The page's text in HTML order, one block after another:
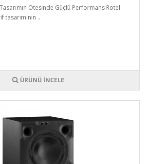
Ötesinde Güçlü Performans Rotel
tasarımının ..
ÜRÜNÜ İNCELE